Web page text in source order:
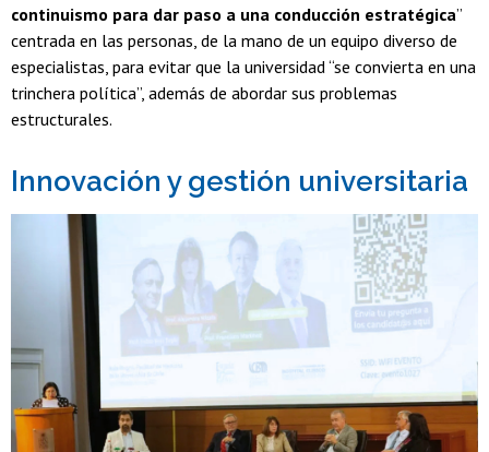
continuismo para dar paso a una conducción estratégica”
centrada en las personas, de la mano de un equipo diverso de
especialistas, para evitar que la universidad “se convierta en una
trinchera política”, además de abordar sus problemas
estructurales.
Innovación y gestión universitaria